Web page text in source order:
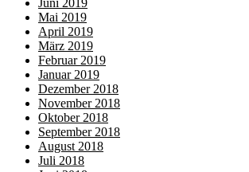
Mai 2019
April 2019
März 2019
Februar 2019
Januar 2019
Dezember 2018
November 2018
Oktober 2018
September 2018
August 2018
Juli 2018